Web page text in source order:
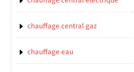
chauffage central gaz
chauffage eau